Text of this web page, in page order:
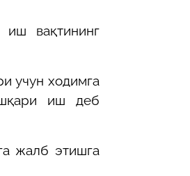
иш вақтининг
учун ходимга
иш деб
жалб этишга